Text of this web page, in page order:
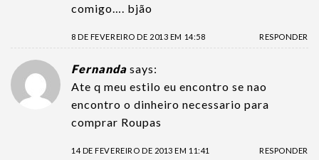
comigo…. bjão
8 DE FEVEREIRO DE 2013 EM 14:58 RESPONDER
Fernanda says:
Ate q meu estilo eu encontro se nao
encontro o dinheiro necessario para
comprar Roupas
14 DE FEVEREIRO DE 2013 EM 11:41 RESPONDER